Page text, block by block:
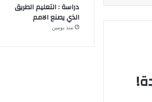
دراسة : التعليم الطريق
الذي يصنع الامم
منذ يومين